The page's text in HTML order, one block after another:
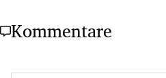
Kommentare